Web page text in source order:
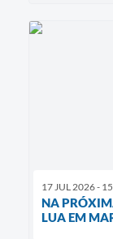
17 JUL 2026 -
NA
LUA EM